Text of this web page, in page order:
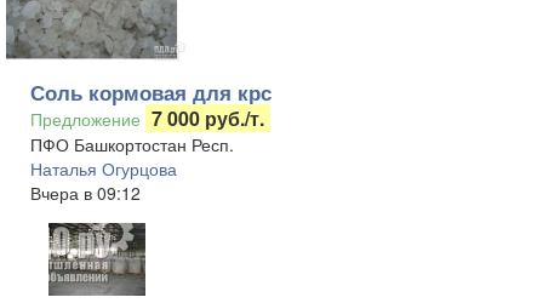
Соль кормовая для крс
Предложение 7 000 руб./т.
ПФО Башкортостан Респ.
Наталья Огурцова
Вчера в 09:12